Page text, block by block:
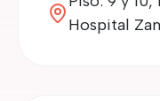
Hospital